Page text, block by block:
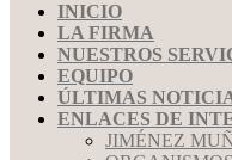
INICIO
LA FIRMA
NUESTROS
EQUIPO
ÚLTIMAS
ENLACES DE
JIMÉNEZ